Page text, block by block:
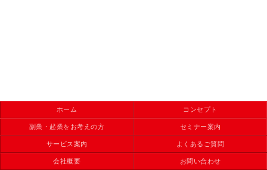
ホーム コンセプト
副業・起業をお考えの方 セミナー案内
サービス案内 よくあるご質問
会社概要 お問い合わせ